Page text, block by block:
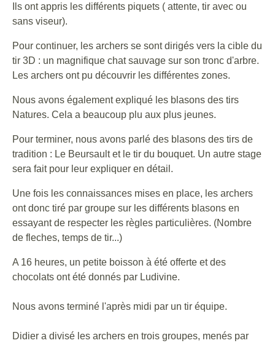
Ils ont appris les différents piquets ( attente, tir avec ou
sans viseur).
Pour continuer, les archers se sont dirigés vers la cible du
tir 3D : un magnifique chat sauvage sur son tronc d'arbre.
Les archers ont pu découvrir les différentes zones.
Nous avons également expliqué les blasons des tirs
Natures. Cela a beaucoup plu aux plus jeunes.
Pour terminer, nous avons parlé des blasons des tirs de
tradition : Le Beursault et le tir du bouquet. Un autre stage
sera fait pour leur expliquer en détail.
Une fois les connaissances mises en place, les archers
ont donc tiré par groupe sur les différents blasons en
essayant de respecter les règles particulières. (Nombre
de fleches, temps de tir...)
A 16 heures, un petite boisson à été offerte et des
chocolats ont été donnés par Ludivine.
Nous avons terminé l'après midi par un tir équipe.
Didier a divisé les archers en trois groupes, menés par